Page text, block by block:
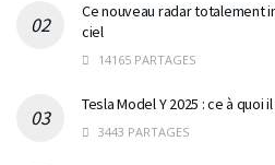
Ce nouveau radar totalement
ciel
14165 PARTAGES
Tesla Model Y 2025 : ce à quoi
3443 PARTAGES